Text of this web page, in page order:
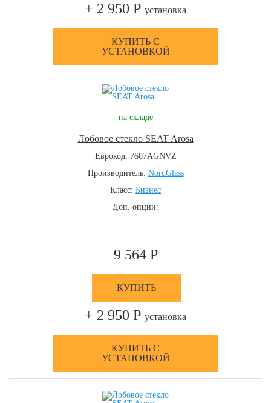
+ 2 950 Р установка
КУПИТЬ С
УСТАНОВКОЙ
на складе
Лобовое стекло SEAT Arosa
Еврокод: 7607AGNVZ
Производитель: NordGlass
Класс: Бизнес
Доп. опции:
9 564 Р
КУПИТЬ
+ 2 950 Р установка
КУПИТЬ С
УСТАНОВКОЙ